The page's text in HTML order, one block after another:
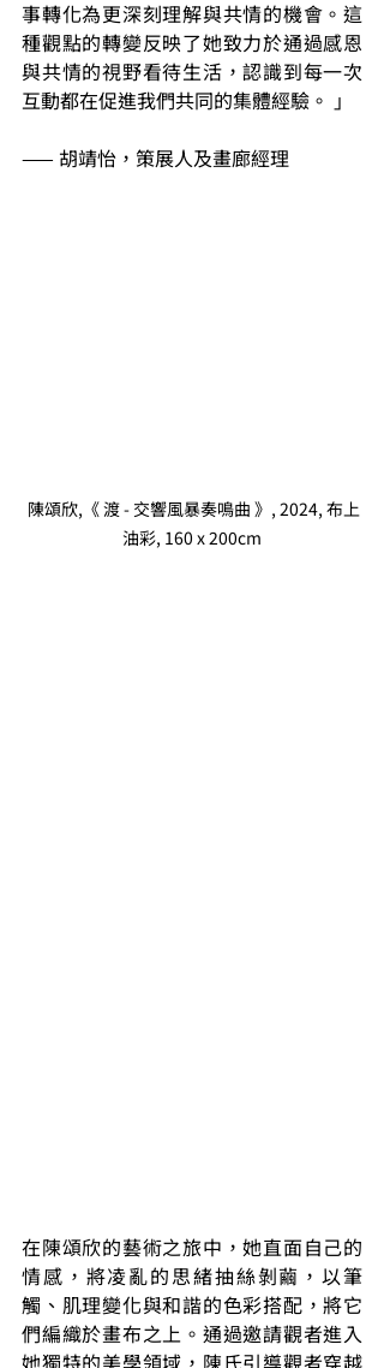
事轉化為更深刻理解與共情的機會。這
種觀點的轉變反映了她致力於通過感恩
與共情的視野看待生活，認識到每一次
互動都在促進我們共同的集體經驗。 」
—— 胡靖怡，策展人及畫廊經理
油彩, 160 x 200cm
在陳頌欣的藝術之旅中，她直面自己的
情感，將凌亂的思緒抽絲剝繭，以筆
觸、肌理變化與和諧的色彩搭配，將它
們編織於畫布之上。通過邀請觀者進入